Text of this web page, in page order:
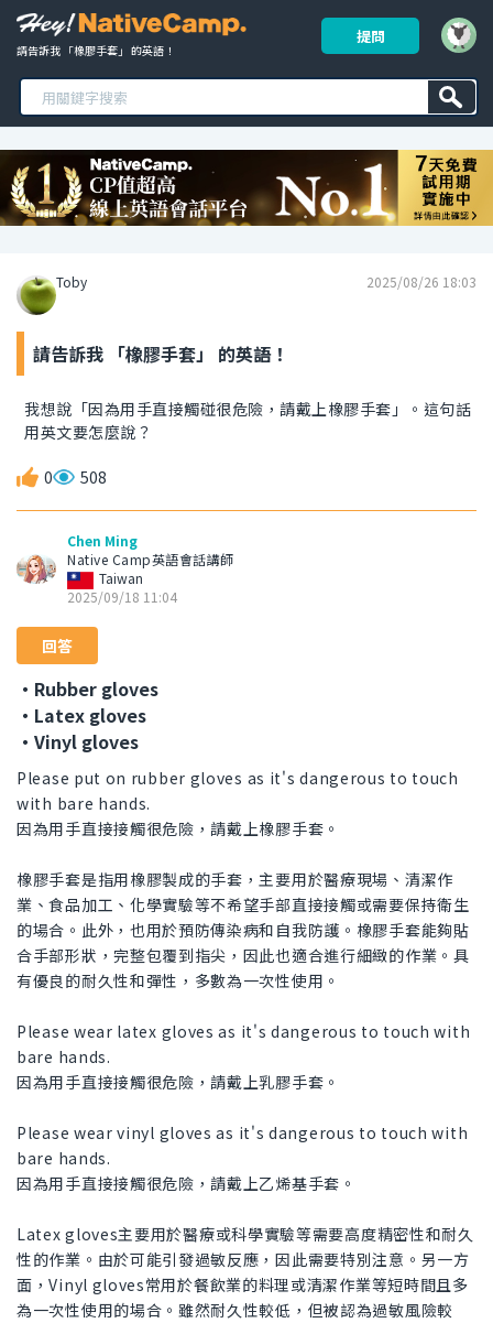
請告訴我 「橡膠手套」 的英語！
提問
Toby 2025/08/26 18:03
請告訴我 「橡膠手套」 的英語！
我想說「因為用手直接觸碰很危險，請戴上橡膠手套」。這句話
用英文要怎麼說？
0 508
Chen Ming
Native Camp英語會話講師
Taiwan
2025/09/18 11:04
回答
・Rubber gloves
・Latex gloves
・Vinyl gloves
Please put on rubber gloves as it's dangerous to touch
with bare hands.
因為用手直接接觸很危險，請戴上橡膠手套。
橡膠手套是指用橡膠製成的手套，主要用於醫療現場、清潔作
業、食品加工、化學實驗等不希望手部直接接觸或需要保持衛生
的場合。此外，也用於預防傳染病和自我防護。橡膠手套能夠貼
合手部形狀，完整包覆到指尖，因此也適合進行細緻的作業。具
有優良的耐久性和彈性，多數為一次性使用。
Please wear latex gloves as it's dangerous to touch with
bare hands.
因為用手直接接觸很危險，請戴上乳膠手套。
Please wear vinyl gloves as it's dangerous to touch with
bare hands.
因為用手直接接觸很危險，請戴上乙烯基手套。
Latex gloves主要用於醫療或科學實驗等需要高度精密性和耐久
性的作業。由於可能引發過敏反應，因此需要特別注意。另一方
面，Vinyl gloves常用於餐飲業的料理或清潔作業等短時間且多
為一次性使用的場合。雖然耐久性較低，但被認為過敏風險較